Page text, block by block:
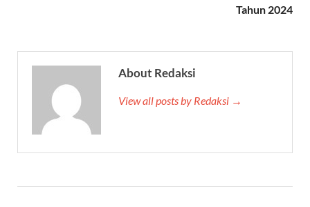
Tahun 2024
About Redaksi
View all posts by Redaksi →